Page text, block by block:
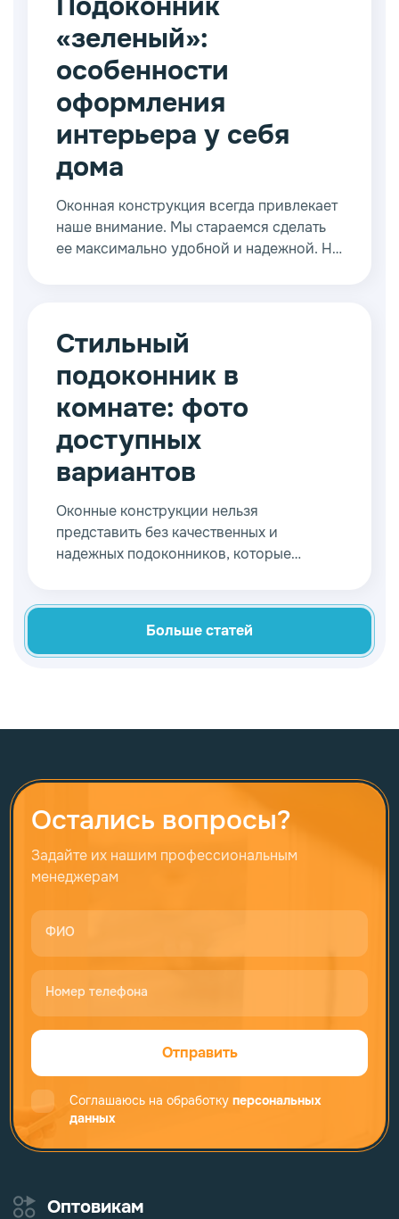
придумывают оригинальные способы
использования этого привычного
аксессуара.
«зеленый»:
особенности
оформления
интерьера у себя
дома
Оконная конструкция всегда привлекает
наше внимание. Мы стараемся сделать
ее максимально удобной и надежной. Но
существенным образом влияет на
восприятие всего помещения, а иногда
даже способствует созданию
определенного настроения.
Стильный
подоконник в
комнате: фото
доступных
вариантов
Оконные конструкции нельзя
представить без качественных и
надежных подоконников, которые
и просто стильный внешний вид.
Больше статей
Остались вопросы?
Задайте их нашим профессиональным
менеджерам
ФИО
Номер телефона
Отправить
Соглашаюсь на обработку персональных
данных
Оптовикам